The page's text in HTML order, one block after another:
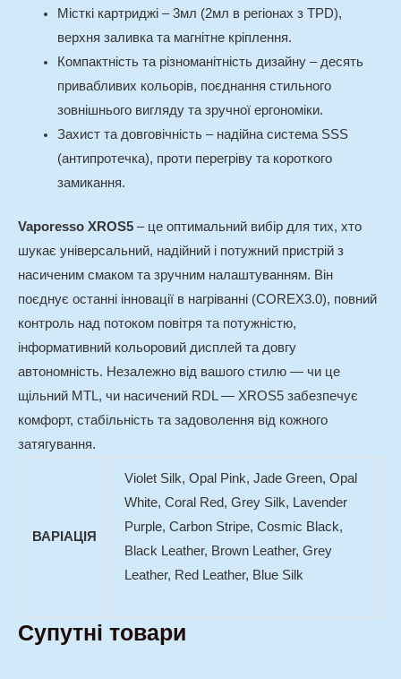
Місткі картриджі – 3мл (2мл в регіонах з TPD),
верхня заливка та магнітне кріплення.
Компактність та різноманітність дизайну – десять
привабливих кольорів, поєднання стильного
зовнішнього вигляду та зручної ергономіки.
Захист та довговічність – надійна система SSS
(антипротечка), проти перегріву та короткого
замикання.
Vaporesso XROS5 – це оптимальний вибір для тих, хто
шукає універсальний, надійний і потужний пристрій з
насиченим смаком та зручним налаштуванням. Він
поєднує останні інновації в нагріванні (COREX3.0), повний
контроль над потоком повітря та потужністю,
інформативний кольоровий дисплей та довгу
автономність. Незалежно від вашого стилю — чи це
щільний MTL, чи насичений RDL — XROS5 забезпечує
комфорт, стабільність та задоволення від кожного
затягування.
ВАРІАЦІЯ
Violet Silk, Opal Pink, Jade Green, Opal
White, Coral Red, Grey Silk, Lavender
Purple, Carbon Stripe, Cosmic Black,
Black Leather, Brown Leather, Grey
Leather, Red Leather, Blue Silk
Супутні товари